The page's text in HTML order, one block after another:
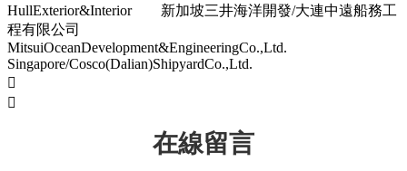
HullExterior&Interior 新加坡三井海洋開發/大連中遠船務工
程有限公司
MitsuiOceanDevelopment&EngineeringCo.,Ltd.
Singapore/Cosco(Dalian)ShipyardCo.,Ltd.


在線留言